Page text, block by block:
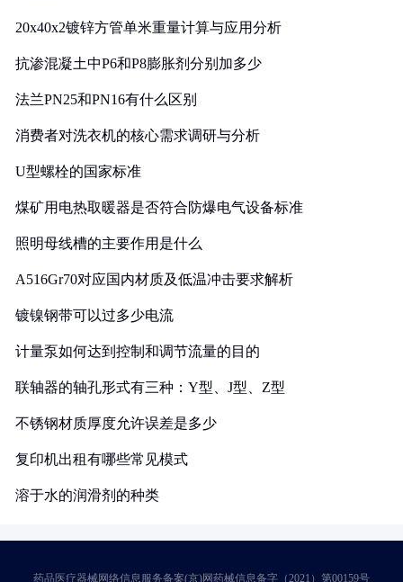
20x40x2镀锌方管单米重量计算与应用分析
抗渗混凝土中P6和P8膨胀剂分别加多少
法兰PN25和PN16有什么区别
消费者对洗衣机的核心需求调研与分析
U型螺栓的国家标准
煤矿用电热取暖器是否符合防爆电气设备标准
照明母线槽的主要作用是什么
A516Gr70对应国内材质及低温冲击要求解析
镀镍钢带可以过多少电流
计量泵如何达到控制和调节流量的目的
联轴器的轴孔形式有三种：Y型、J型、Z型
不锈钢材质厚度允许误差是多少
复印机出租有哪些常见模式
溶于水的润滑剂的种类
药品医疗器械网络信息服务备案(京)网药械信息备字（2021）第00159号